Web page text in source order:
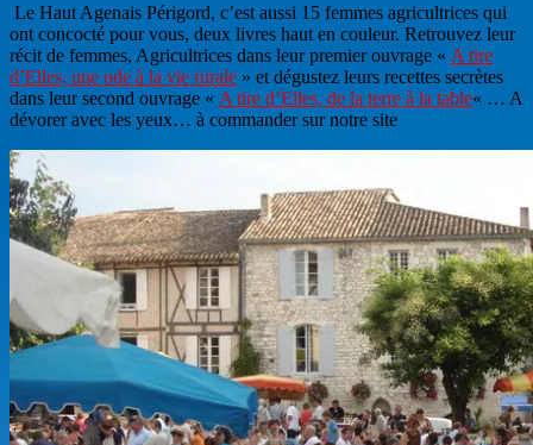
Le Haut Agenais Périgord, c’est aussi 15 femmes agricultrices qui
ont concocté pour vous, deux livres haut en couleur. Retrouvez leur
récit de femmes, Agricultrices dans leur premier ouvrage « A tire
d’Elles, une ode à la vie rurale » et dégustez leurs recettes secrètes
dans leur second ouvrage « A tire d’Elles, de la terre à la table« … A
dévorer avec les yeux… à commander sur notre site